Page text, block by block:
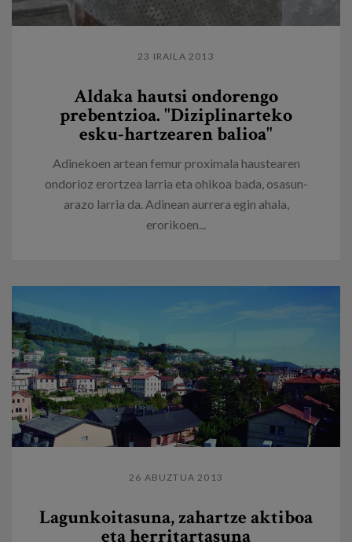
23 IRAILA 2013
Aldaka hautsi ondorengo
prebentzioa. "Diziplinarteko
esku-hartzearen balioa"
Adinekoen artean femur proximala haustearen
ondorioz erortzea larria eta ohikoa bada, osasun-
arazo larria da. Adinean aurrera egin ahala,
erorikoen...
26 ABUZTUA 2013
Lagunkoitasuna, zahartze aktiboa
eta herritartasuna